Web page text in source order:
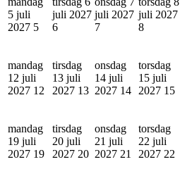
5 juli
2027 5
juli 2027
6
juli 2027
7
juli 2027
8
mandag
12 juli
2027 12
tirsdag
13 juli
2027 13
onsdag
14 juli
2027 14
torsdag
15 juli
2027 15
mandag
19 juli
2027 19
tirsdag
20 juli
2027 20
onsdag
21 juli
2027 21
torsdag
22 juli
2027 22